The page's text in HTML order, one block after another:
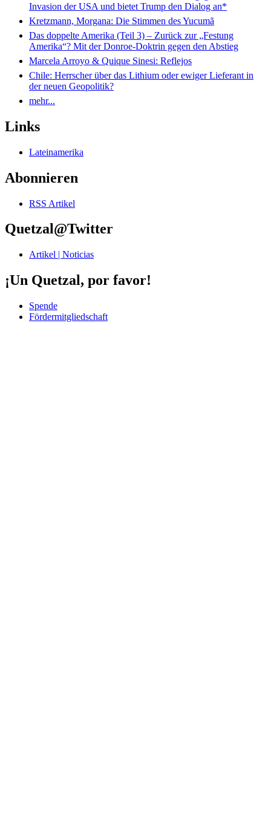
Invasion der USA und bietet Trump den Dialog an*
Kretzmann, Morgana: Die Stimmen des Yucumã
Das doppelte Amerika (Teil 3) – Zurück zur „Festung
Amerika“? Mit der Donroe-Doktrin gegen den Abstieg
Marcela Arroyo & Quique Sinesi: Reflejos
Chile: Herrscher über das Lithium oder ewiger Lieferant in
der neuen Geopolitik?
mehr...
Links
Lateinamerika
Abonnieren
RSS Artikel
Quetzal@Twitter
Artikel | Noticias
¡Un Quetzal, por favor!
Spende
Fördermitgliedschaft